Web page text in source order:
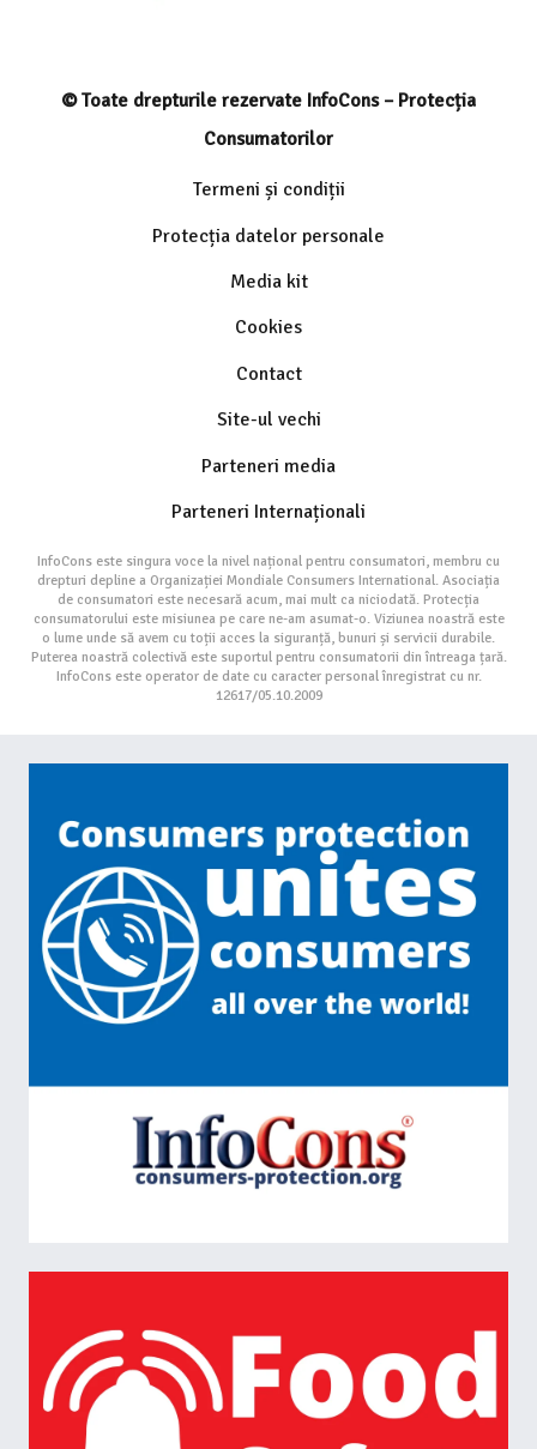
© Toate drepturile rezervate InfoCons – Protecția
Consumatorilor
Termeni și condiții
Protecția datelor personale
Media kit
Cookies
Contact
Site-ul vechi
Parteneri media
Parteneri Internaționali
InfoCons este singura voce la nivel național pentru consumatori, membru cu
drepturi depline a Organizației Mondiale Consumers International. Asociația
de consumatori este necesară acum, mai mult ca niciodată. Protecția
consumatorului este misiunea pe care ne-am asumat-o. Viziunea noastră este
o lume unde să avem cu toții acces la siguranță, bunuri și servicii durabile.
Puterea noastră colectivă este suportul pentru consumatorii din întreaga țară.
InfoCons este operator de date cu caracter personal înregistrat cu nr.
12617/05.10.2009